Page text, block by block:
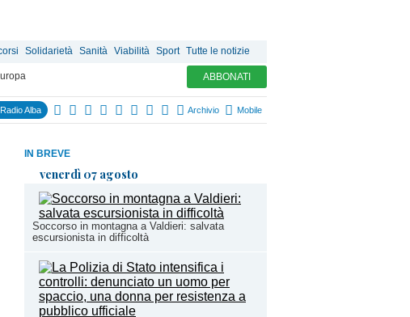
Solidarietà Sanità Viabilità Sport Tutte le notizie
ABBONATI
Radio Alba Archivio Mobile
IN BREVE
venerdì 07 agosto
Soccorso in montagna a Valdieri: salvata
escursionista in difficoltà